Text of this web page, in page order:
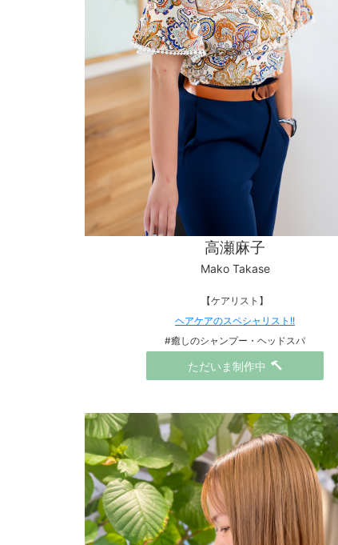
高瀬麻子
Mako Takase
【ケアリスト】
ヘアケアのスペシャリスト!!
#癒しのシャンプー・ヘッドスパ
ただいま制作中